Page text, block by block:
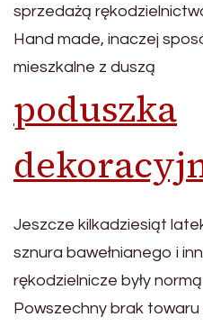
sprzedażą
Hand made, inaczej
mieszkalne z duszą
poduszka
Jeszcze kilkadziesiąt
sznura bawełnianego i
rękodzielnicze były
Powszechny brak towaru